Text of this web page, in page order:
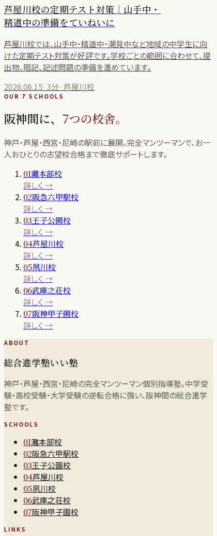
芦屋川校の定期テスト対策｜山手中・
精道中の準備をていねいに
芦屋川校では、山手中・精道中・潮見中など地域の中学生に向
けた定期テスト対策が好評です。学校ごとの範囲に合わせて、提
出物、暗記、記述問題の準備を進めています。
2026.06.15·3分· 芦屋川校
OUR 7 SCHOOLS
阪神間に、 7つの校舎。
神戸・芦屋・西宮・尼崎の駅前に展開。完全マンツーマンで、お一
人おひとりの志望校合格まで徹底サポートします。
01灘本部校
詳しく →
02阪急六甲駅校
詳しく →
03王子公園校
詳しく →
04芦屋川校
詳しく →
05夙川校
詳しく →
06武庫之荘校
詳しく →
07阪神甲子園校
詳しく →
ABOUT
総合進学塾いい塾
神戸・芦屋・西宮・尼崎の完全マンツーマン個別指導塾。中学受
験・高校受験・大学受験の逆転合格に強い、阪神間の総合進学
塾です。
SCHOOLS
01灘本部校
02阪急六甲駅校
03王子公園校
04芦屋川校
05夙川校
06武庫之荘校
07阪神甲子園校
LINKS